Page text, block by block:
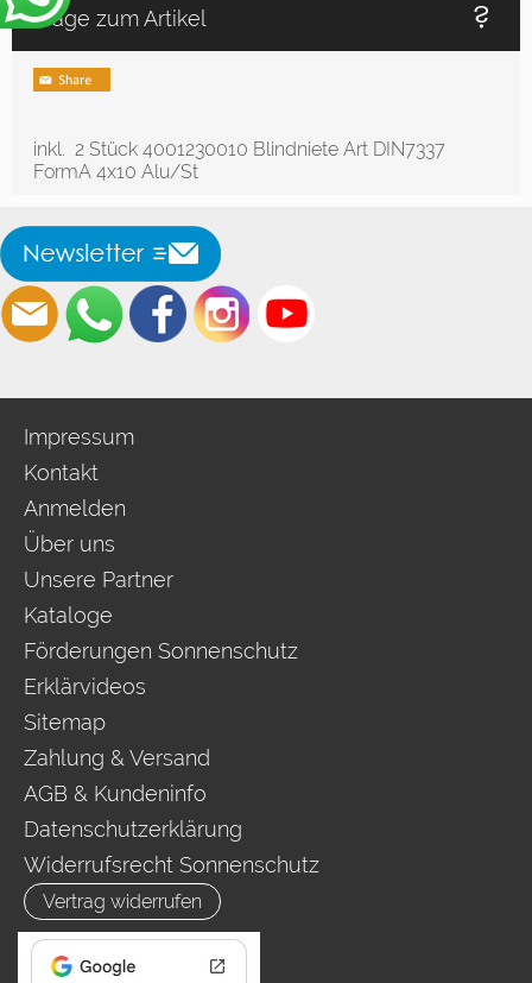
Frage zum Artikel
inkl. 2 Stück 4001230010 Blindniete Art DIN7337
FormA 4x10 Alu/St
Impressum
Kontakt
Anmelden
Über uns
Unsere Partner
Kataloge
Förderungen Sonnenschutz
Erklärvideos
Sitemap
Zahlung & Versand
AGB & Kundeninfo
Datenschutzerklärung
Widerrufsrecht Sonnenschutz
Vertrag widerrufen